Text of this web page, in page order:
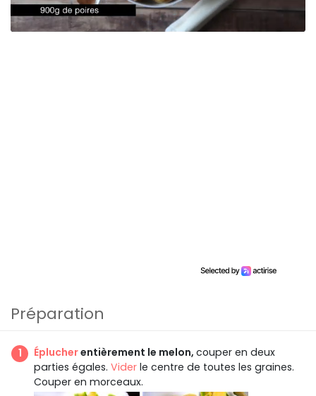
Préparation
Éplucherentièrement le melon, couper en deux
parties égales. Vider le centre de toutes les graines.
Couper en morceaux.